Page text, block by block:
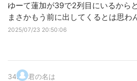
ゆーて蓮加が39で2列目にいるから
まさかもう前に出してくるとは思わ
2025/07/23 20:50:06
34. 君の名は